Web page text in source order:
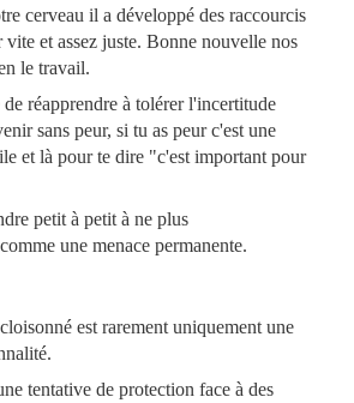
cerveau il a développé des raccourcis
et assez juste. Bonne nouvelle nos
le travail.
réapprendre à tolérer l'incertitude
sans peur, si tu as peur c'est une
et là pour te dire "c'est important pour
petit à petit à ne plus
une menace permanente.
cloisonné est rarement uniquement une
tentative de protection face à des